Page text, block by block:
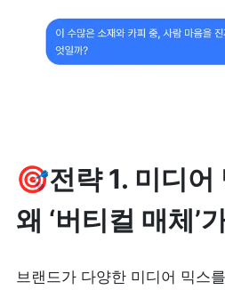
🎯전략 1. 미디어
왜 ‘버티컬 매체’
브랜드가 다양한 미디어 믹스